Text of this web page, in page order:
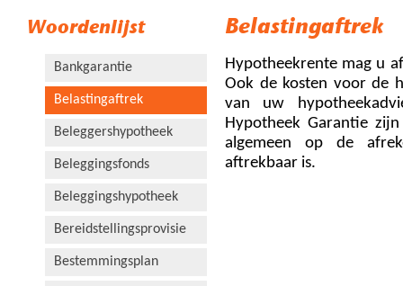
Woordenlijst
Bankgarantie
Belastingaftrek
Beleggershypotheek
Beleggingsfonds
Beleggingshypotheek
Bereidstellingsprovisie
Bestemmingsplan
Belastingaftrek
Hypotheekrente mag u
Ook de kosten voor de
van uw
Hypotheek Garantie
algemeen op de
aftrekbaar is.